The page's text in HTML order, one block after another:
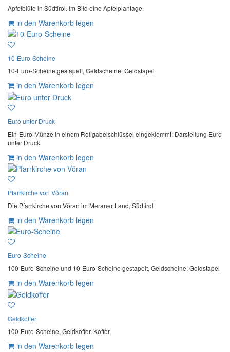
Apfelblüte in Südtirol. Im Bild eine Apfelplantage.
in den Warenkorb legen
10-Euro-Scheine
10-Euro-Scheine gestapelt, Geldscheine, Geldstapel
in den Warenkorb legen
Euro unter Druck
Ein-Euro-Münze in einem Rollgabelschlüssel eingeklemmt: Darstellung Euro
unter Druck
in den Warenkorb legen
Pfarrkirche von Vöran
Die Pfarrkirche von Vöran im Meraner Land, Südtirol
in den Warenkorb legen
Euro-Scheine
100-Euro-Scheine und 10-Euro-Scheine gestapelt, Geldscheine, Geldstapel
in den Warenkorb legen
Geldkoffer
100-Euro-Scheine, Geldkoffer, Koffer
in den Warenkorb legen